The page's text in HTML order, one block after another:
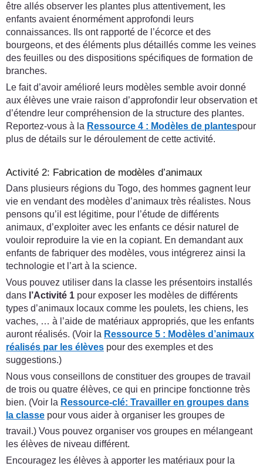
être allés observer les plantes plus attentivement, les
enfants avaient énormément approfondi leurs
connaissances. Ils ont rapporté de l’écorce et des
bourgeons, et des éléments plus détaillés comme les veines
des feuilles ou des dispositions spécifiques de formation de
branches.
Le fait d’avoir amélioré leurs modèles semble avoir donné
aux élèves une vraie raison d’approfondir leur observation et
d’étendre leur compréhension de la structure des plantes.
Reportez-vous à la Ressource 4 : Modèles de plantespour
plus de détails sur le déroulement de cette activité.
Activité 2: Fabrication de modèles d’animaux
Dans plusieurs régions du Togo, des hommes gagnent leur
vie en vendant des modèles d’animaux très réalistes. Nous
pensons qu’il est légitime, pour l’étude de différents
animaux, d’exploiter avec les enfants ce désir naturel de
vouloir reproduire la vie en la copiant. En demandant aux
enfants de fabriquer des modèles, vous intégrerez ainsi la
technologie et l’art à la science.
Vous pouvez utiliser dans la classe les présentoirs installés
dans l’Activité 1 pour exposer les modèles de différents
types d’animaux locaux comme les poulets, les chiens, les
vaches, … à l’aide de matériaux appropriés, que les enfants
auront réalisés. (Voir la Ressource 5 : Modèles d’animaux
réalisés par les élèves pour des exemples et des
suggestions.)
Nous vous conseillons de constituer des groupes de travail
de trois ou quatre élèves, ce qui en principe fonctionne très
bien. (Voir la Ressource-clé: Travailler en groupes dans
la classe pour vous aider à organiser les groupes de
travail.) Vous pouvez organiser vos groupes en mélangeant
les élèves de niveau différent.
Encouragez les élèves à apporter les matériaux pour la